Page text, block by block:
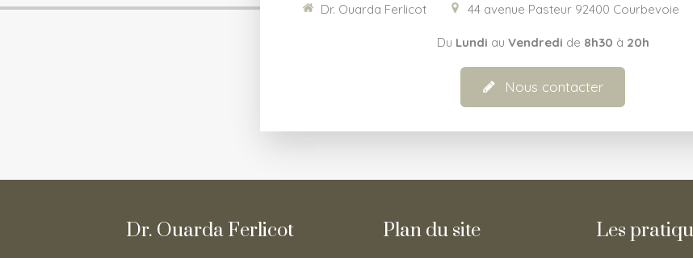
Dr. Ouarda Ferlicot 44 avenue Pasteur 92400 Courbevoie
Du Lundi au Vendredi de 8h30 à 20h
Nous contacter
Dr. Ouarda Ferlicot Plan du site Les